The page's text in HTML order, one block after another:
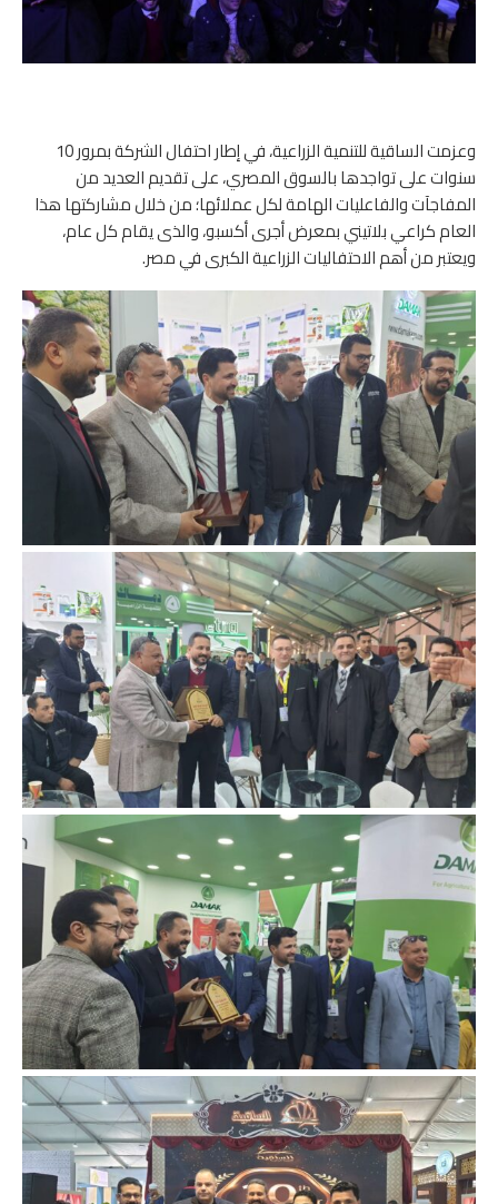
وعزمت الساقية للتنمية الزراعية، في إطار احتفال الشركة بمرور 10
سنوات على تواجدها بالسوق المصري، على تقديم العديد من
المفاجآت والفاعليات الهامة لكل عملائها؛ من خلال مشاركتها هذا
العام كراعي بلاتيني بمعرض أجرى أكسبو، والذى يقام كل عام،
ويعتبر من أهم الاحتفاليات الزراعية الكبرى في مصر.